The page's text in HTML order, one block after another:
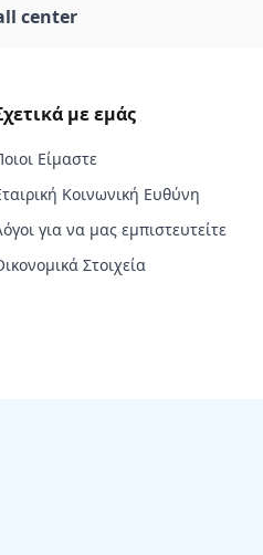
center
με εμάς
Είμαστε
Κοινωνική Ευθύνη
για να μας εμπιστευτείτε
Στοιχεία